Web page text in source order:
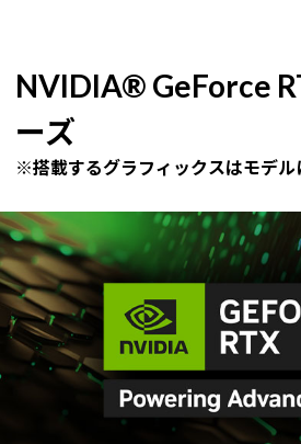
NVIDIA® GeForce
ーズ
※搭載するグラフィックスはモデル